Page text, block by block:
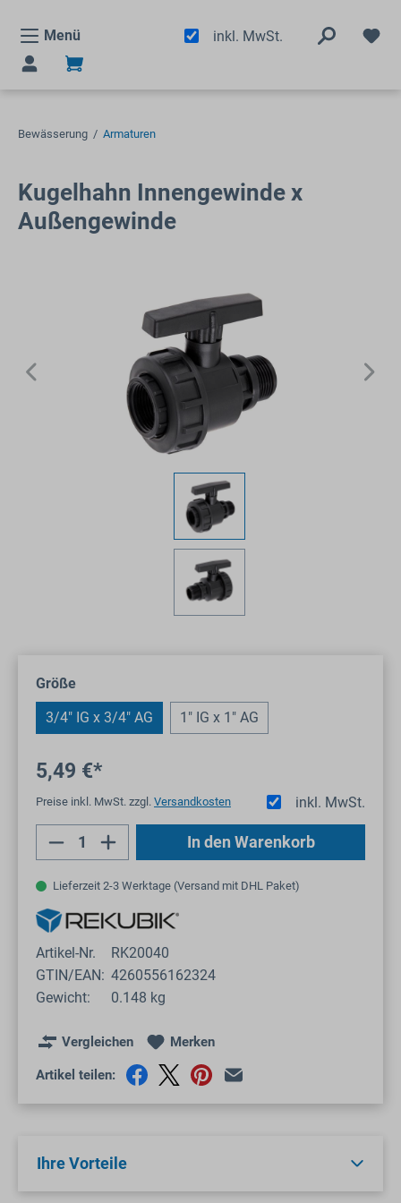
Menü
inkl. MwSt.
Bewässerung / Armaturen
Kugelhahn Innengewinde x
Außengewinde
Größeauswählen
3/4" IG x 3/4" AG 1" IG x 1" AG
5,49 €*
inkl. MwSt.
Preise inkl. MwSt. zzgl. Versandkosten
Produkt Anzahl: Gib den gewünschten
In den Warenkorb
Lieferzeit 2-3 Werktage (Versand mit DHL Paket)
Artikel-Nr.
RK20040
GTIN/EAN: 4260556162324
Gewicht:
0.148 kg
Vergleichen Merken
Artikel teilen:
Ihre Vorteile